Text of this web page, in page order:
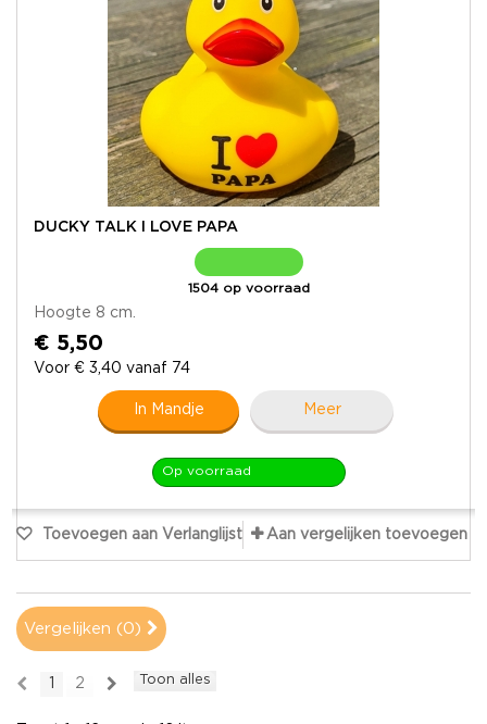
DUCKY TALK I LOVE PAPA
1504 op voorraad
Hoogte 8 cm.
€ 5,50
Voor € 3,40 vanaf 74
In Mandje Meer
Op voorraad
Toevoegen aan Verlanglijst Aan vergelijken toevoegen
Vergelijken (0)
Toon alles
2